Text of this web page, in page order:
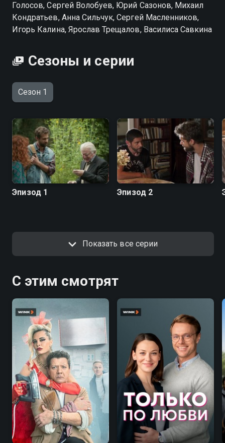
Голосов, Сергей Волобуев, Юрий Сазонов, Михаил
Кондратьев, Анна Сильчук, Сергей Масленников,
Игорь Калина, Ярослав Трещалов, Василиса Савкина
Сезоны и серии
Сезон 1
Эпизод 1 Эпизод 2
Показать все серии
С этим смотрят
7.6